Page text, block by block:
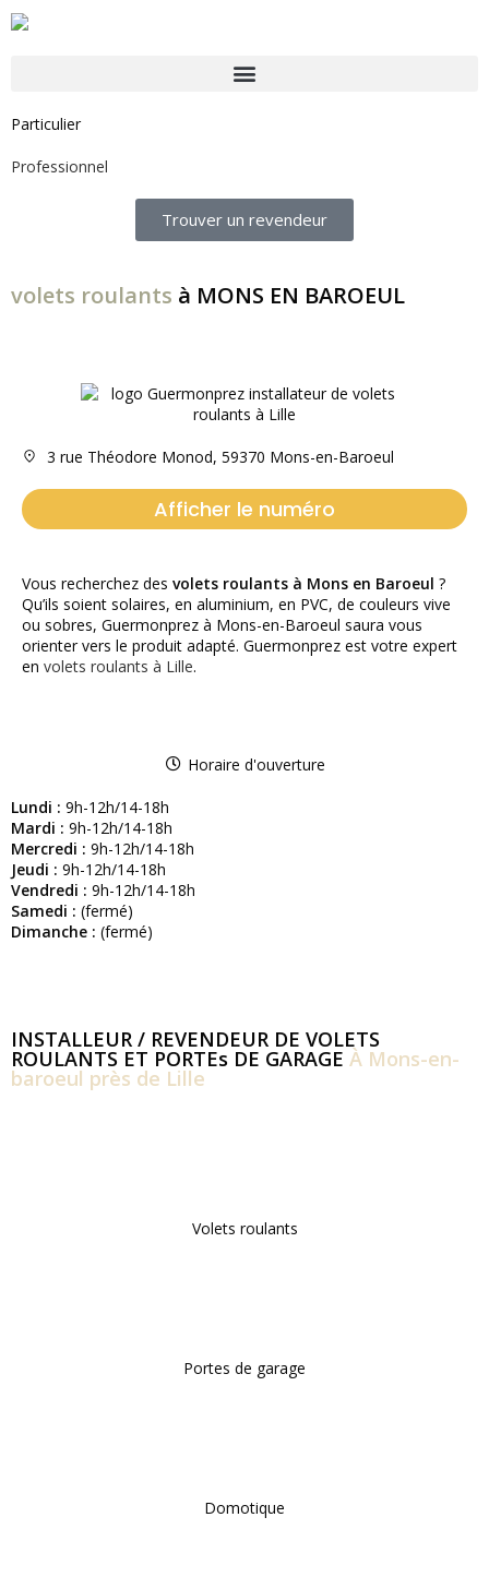
Particulier
Professionnel
Trouver un revendeur
volets roulants à MONS EN BAROEUL
3 rue Théodore Monod, 59370 Mons-en-Baroeul
Afficher le numéro
Vous recherchez des volets roulants à Mons en Baroeul ?
Qu’ils soient solaires, en aluminium, en PVC, de couleurs vive
ou sobres, Guermonprez à Mons-en-Baroeul saura vous
orienter vers le produit adapté. Guermonprez est votre expert
en volets roulants à Lille.
Horaire d'ouverture
Lundi : 9h-12h/14-18h
Mardi : 9h-12h/14-18h
Mercredi : 9h-12h/14-18h
Jeudi : 9h-12h/14-18h
Vendredi : 9h-12h/14-18h
Samedi : (fermé)
Dimanche : (fermé)
INSTALLEUR / REVENDEUR DE VOLETS
ROULANTS ET PORTEs DE GARAGE À Mons-en-
baroeul près de Lille
Volets roulants
Portes de garage
Domotique